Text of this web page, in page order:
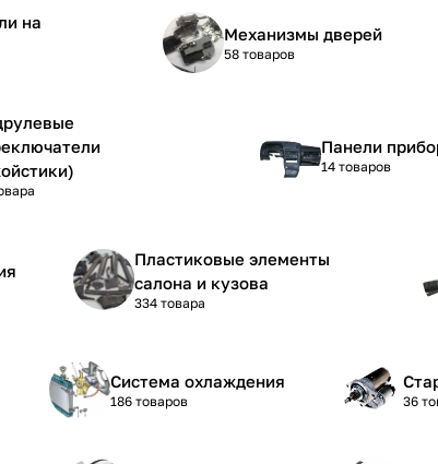
на
Механизмы дверей
58 товаров
Панели
14 товаров
Пластиковые элементы
салона и кузова
334 товара
Система охлаждения
186 товаров 36